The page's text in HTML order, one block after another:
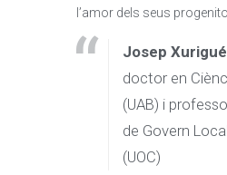
l’amor dels seus
Josep
doctor en
(UAB) i
de Govern
(UOC)